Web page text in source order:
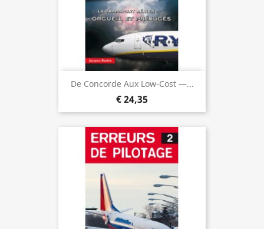
De Concorde Aux Low-Cost —...
€ 24,35